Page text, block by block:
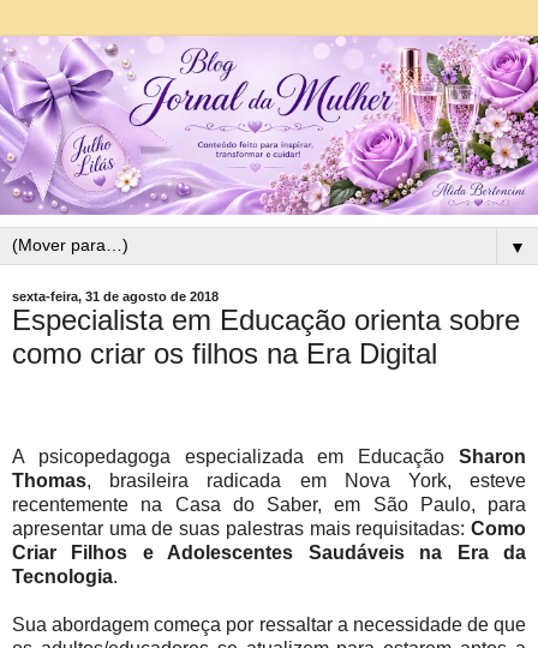
▼
sexta-feira, 31 de agosto de 2018
Especialista em Educação orienta sobre
como criar os filhos na Era Digital
A psicopedagoga especializada em Educação Sharon
Thomas, brasileira radicada em Nova York, esteve
recentemente na Casa do Saber, em São Paulo, para
apresentar uma de suas palestras mais requisitadas: Como
Criar Filhos e Adolescentes Saudáveis na Era da
Tecnologia.
Sua abordagem começa por ressaltar a necessidade de que